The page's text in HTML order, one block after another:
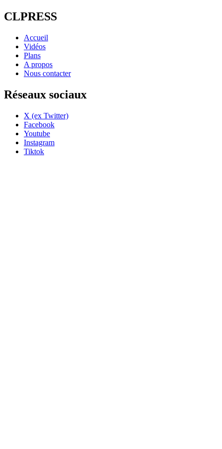
CLPRESS
Accueil
Vidéos
Plans
A propos
Nous contacter
Réseaux sociaux
X (ex Twitter)
Facebook
Youtube
Instagram
Tiktok